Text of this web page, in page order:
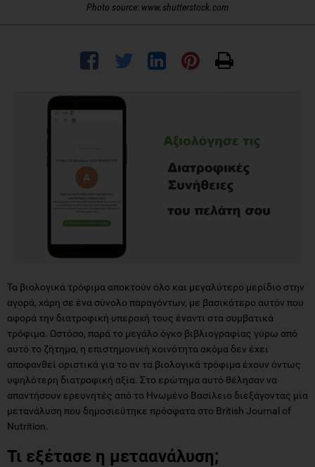
Photo source: www.shutterstock.com
Τα βιολογικά τρόφιμα αποκτούν όλο και μεγαλύτερο μερίδιο στην
αγορά, χάρη σε ένα σύνολο παραγόντων, με βασικότερο αυτόν που
αφορά την διατροφική υπεροχή τους έναντι στα συμβατικά
τρόφιμα. Ωστόσο, παρά το μεγάλο όγκο βιβλιογραφίας γύρω από
αυτό το ζήτημα, η επιστημονική κοινότητα ακόμα δεν έχει
αποφανθεί οριστικά για το αν τα βιολογικά τρόφιμα έχουν όντως
υψηλότερη διατροφική αξία. Στο ερώτημα αυτό θέλησαν να
απαντήσουν ερευνητές από το Ηνωμένο Βασίλειο διεξάγοντας μία
μετανάλυση που δημοσιεύτηκε πρόσφατα στο British Journal of
Nutrition.
Τι εξέτασε η μεταανάλυση;